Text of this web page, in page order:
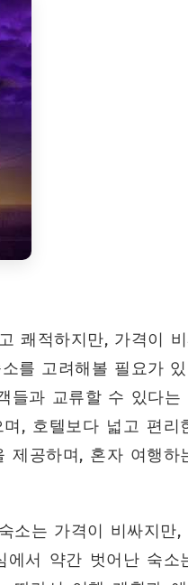
쾌적하지만, 가격이
를 고려해볼 필요가 있
들과 교류할 수 있다는
, 호텔보다 넓고 편리
제공하며, 혼자 여행하
소는 가격이 비싸지만,
에서 약간 벗어난 숙소